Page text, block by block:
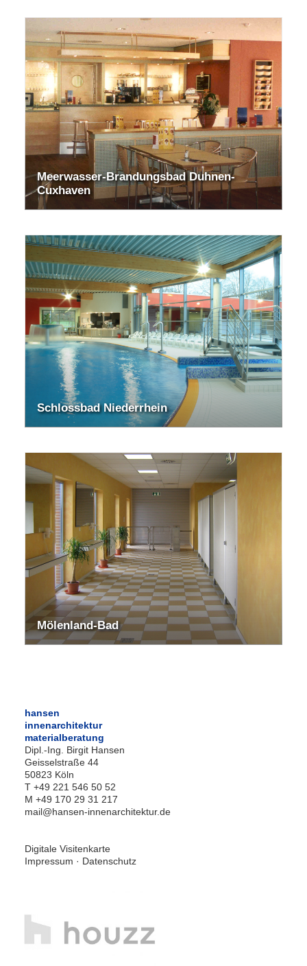
Meerwasser-Brandungsbad Duhnen-
Cuxhaven
Schlossbad Niederrhein
Mölenland-Bad
hansen
innenarchitektur
materialberatung
Dipl.-Ing. Birgit Hansen
Geisselstraße 44
50823 Köln
T +49 221 546 50 52
M +49 170 29 31 217
mail@hansen-innenarchitektur.de
Digitale Visitenkarte
Impressum · Datenschutz